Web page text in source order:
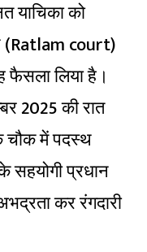
याचिका को
(Ratlam court)
फैसला लिया है।
2025 की रात
चौक में पदस्थ
प्रधान
कर रंगदारी